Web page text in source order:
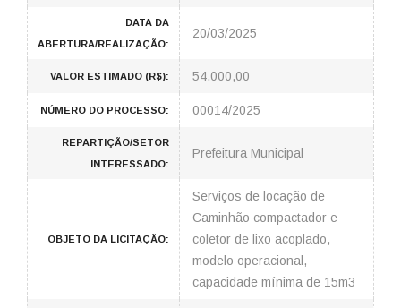
DATA DA
ABERTURA/REALIZAÇÃO:
20/03/2025
VALOR ESTIMADO (R$): 54.000,00
NÚMERO DO PROCESSO: 00014/2025
REPARTIÇÃO/SETOR
INTERESSADO:
Prefeitura Municipal
OBJETO DA LICITAÇÃO:
Serviços de locação de
Caminhão compactador e
coletor de lixo acoplado,
modelo operacional,
capacidade mínima de 15m3